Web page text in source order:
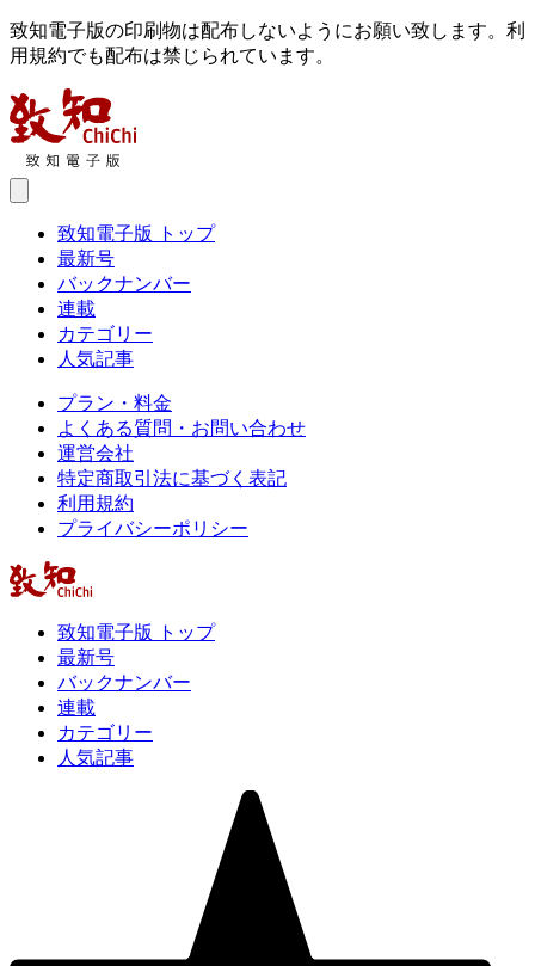
致知電子版の印刷物は配布しないようにお願い致します。利
用規約でも配布は禁じられています。
致知電子版 トップ
最新号
バックナンバー
連載
カテゴリー
人気記事
プラン・料金
よくある質問・お問い合わせ
運営会社
特定商取引法に基づく表記
利用規約
プライバシーポリシー
致知電子版 トップ
最新号
バックナンバー
連載
カテゴリー
人気記事